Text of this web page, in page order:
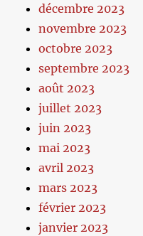
décembre 2023
novembre 2023
octobre 2023
septembre 2023
août 2023
juillet 2023
juin 2023
mai 2023
avril 2023
mars 2023
février 2023
janvier 2023